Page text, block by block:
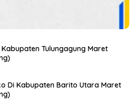
Tulungagung Maret
Di Kabupaten Barito Utara Maret